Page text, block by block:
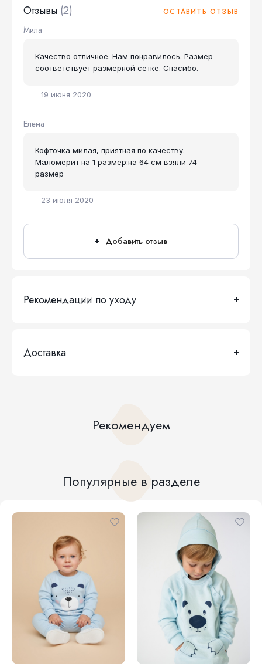
Отзывы (2) ОСТАВИТЬ ОТЗЫВ
Мила
19 июня 2020
Качество отличное. Нам понравилось. Размер
соответствует размерной сетке. Спасибо.
Елена
23 июля 2020
Кофточка милая, приятная по качеству.
Маломерит на 1 размер:на 64 см взяли 74
размер
Добавить отзыв
Рекомендации по уходу
Доставка
Рекомендуем
Популярные в разделе